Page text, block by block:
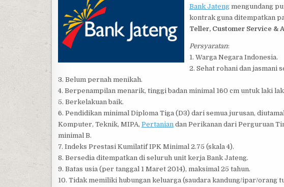
Bank Jateng mengundang
kontrak guna ditempatkan
Teller, Customer Service &
Persyaratan:
1. Warga Negara Indonesia.
2. Sehat rohani dan jasmani
3. Belum pernah menikah.
4. Berpenampilan menarik, tinggi badan minimal 160 cm untuk laki
5. Berkelakuan baik.
6. Pendidikan minimal Diploma Tiga (D3) dari semua jurusan,
Komputer, Teknik, MIPA, Pertanian dan Perikanan dari Perguruan
minimal B.
7. Indeks Prestasi Kumilatif IPK Minimal 2.75 (skala 4).
8. Bersedia ditempatkan di seluruh unit kerja Bank Jateng.
9. Batas usia (per tanggal 1 Maret 2014), maksimal 25 tahun.
10. Tidak memiliki hubungan keluarga (saudara kandung/ipar/orang